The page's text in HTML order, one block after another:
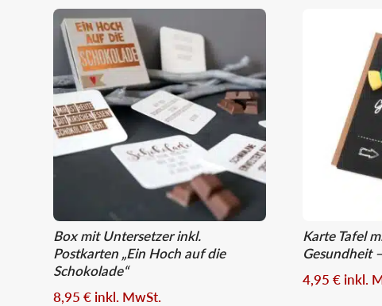
Box mit Untersetzer inkl.
Postkarten „Ein Hoch auf die
Schokolade“
8,95€ inkl. MwSt.
Karte Tafel
Gesundheit
4,95€ inkl.